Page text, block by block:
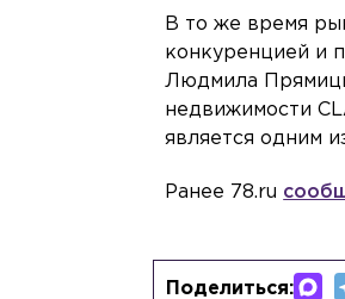
В то же время
конкуренцией и
Людмила
недвижимости
является одним
Ранее 78.ru
Поделиться: